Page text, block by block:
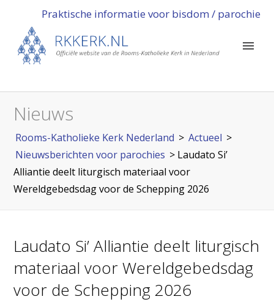
Praktische informatie voor bisdom / parochie
Nieuws
Rooms-Katholieke Kerk Nederland > Actueel >
Nieuwsberichten voor parochies > Laudato Si’
Alliantie deelt liturgisch materiaal voor
Wereldgebedsdag voor de Schepping 2026
Laudato Si’ Alliantie deelt liturgisch
materiaal voor Wereldgebedsdag
voor de Schepping 2026